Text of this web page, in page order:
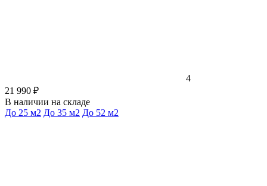
4
21 990 ₽
В наличии на складе
До 25 м2 До 35 м2 До 52 м2